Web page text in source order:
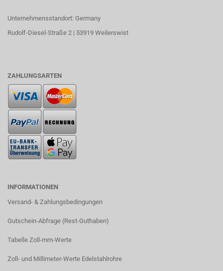
Unternehmensstandort: Germany
Rudolf-Diesel-Straße 2 | 53919 Weilerswist
ZAHLUNGSARTEN
INFORMATIONEN
Versand- & Zahlungsbedingungen​
Gutschein-Abfrage (Rest-Guthaben)
Tabelle Zoll-mm-Werte
Zoll- und Millimeter-Werte Edelstahlrohre